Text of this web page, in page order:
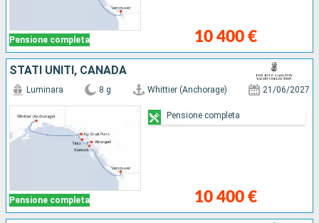
Pensione completa 10 400 €
STATI UNITI, CANADA
Pensione completa
Luminara 8 g Whittier (Anchorage) 21/06/2027
10 400 €
Pensione completa